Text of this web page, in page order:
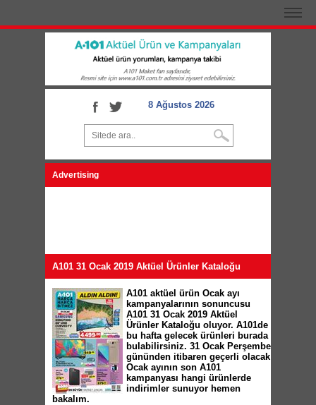
8 Ağustos 2026
Advertising
A101 31 Ocak 2019 Aktüel Ürünler Kataloğu
A101 aktüel ürün Ocak ayı
kampanyalarının sonuncusu
A101 31 Ocak 2019 Aktüel
Ürünler Kataloğu oluyor. A101de
bu hafta gelecek ürünleri burada
bulabilirsiniz. 31 Ocak Perşembe
gününden itibaren geçerli olacak
Ocak ayının son A101
kampanyası hangi ürünlerde
indirimler sunuyor hemen
bakalım.